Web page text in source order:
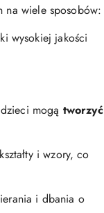
na wiele sposobów:
wysokiej jakości
mogą tworzyć
i wzory, co
i dbania o